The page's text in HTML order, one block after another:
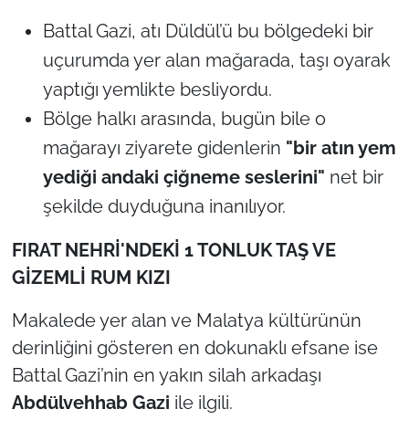
Battal Gazi, atı Düldül’ü bu bölgedeki bir
uçurumda yer alan mağarada, taşı oyarak
yaptığı yemlikte besliyordu.
Bölge halkı arasında, bugün bile o
mağarayı ziyarete gidenlerin "bir atın yem
yediği andaki çiğneme seslerini" net bir
şekilde duyduğuna inanılıyor.
FIRAT NEHRİ'NDEKİ 1 TONLUK TAŞ VE
GİZEMLİ RUM KIZI
Makalede yer alan ve Malatya kültürünün
derinliğini gösteren en dokunaklı efsane ise
Battal Gazi’nin en yakın silah arkadaşı
Abdülvehhab Gazi ile ilgili.